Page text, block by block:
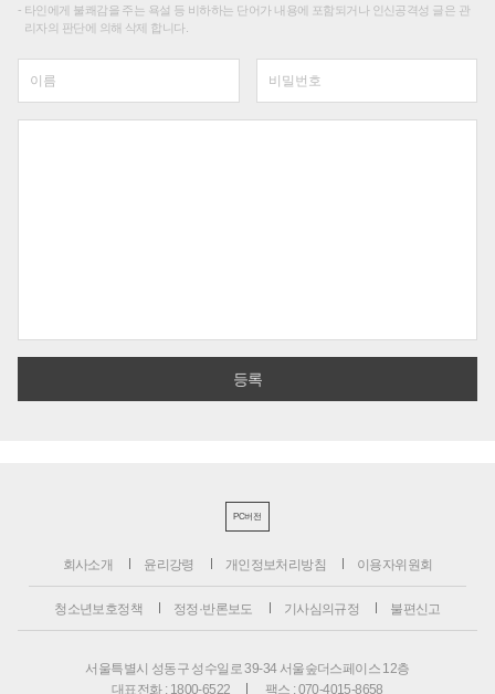
타인에게 불쾌감을 주는 욕설 등 비하하는 단어가 내용에 포함되거나 인신공격성 글은 관
리자의 판단에 의해 삭제 합니다.
PC버전
회사소개 윤리강령 개인정보처리방침 이용자위원회
청소년보호정책 정정·반론보도 기사심의규정 불편신고
서울특별시 성동구 성수일로 39-34 서울숲더스페이스 12층
대표전화 : 1800-6522
팩스 : 070-4015-8658